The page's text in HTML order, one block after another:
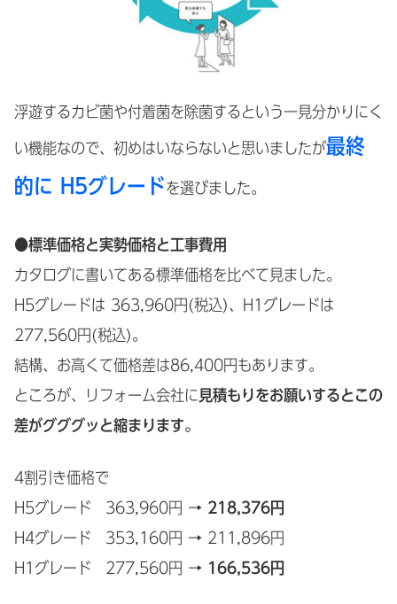
浮遊するカビ菌や付着菌を除菌するという一見分かりにく
い機能なので、初めはいならないと思いましたが最終
的に H5グレードを選びました。
●標準価格と実勢価格と工事費用
カタログに書いてある標準価格を比べて見ました。
H5グレードは 363,960円(税込)、H1グレードは
277,560円(税込)。
結構、お高くて価格差は86,400円もあります。
ところが、リフォーム会社に見積もりをお願いするとこの
差がグググッと縮まります。
4割引き価格で
H5グレード 363,960円 → 218,376円
H4グレード 353,160円 → 211,896円
H1グレード 277,560円 → 166,536円